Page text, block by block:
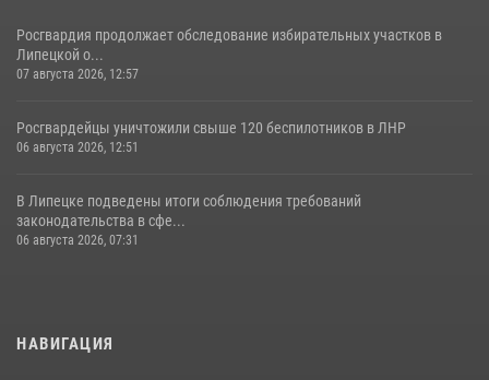
Росгвардия продолжает обследование избирательных участков в
Липецкой о...
07 августа 2026, 12:57
Росгвардейцы уничтожили свыше 120 беспилотников в ЛНР
06 августа 2026, 12:51
В Липецке подведены итоги соблюдения требований
законодательства в сфе...
06 августа 2026, 07:31
НАВИГАЦИЯ